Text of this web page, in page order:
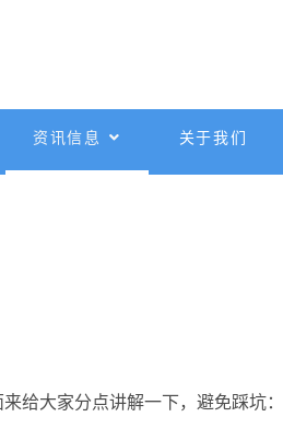
资讯信息 关于我们
给大家分点讲解一下，避免踩坑：